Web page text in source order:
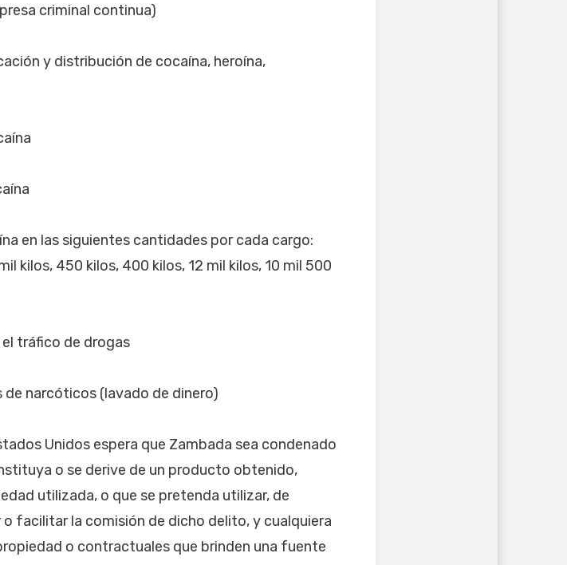
criminal continua)
y distribución de cocaína, heroína,
en las siguientes cantidades por cada cargo:
kilos, 450 kilos, 400 kilos, 12 mil kilos, 10 mil 500
tráfico de drogas
de narcóticos (lavado de dinero)
Unidos espera que Zambada sea condenado
o se derive de un producto obtenido,
utilizada, o que se pretenda utilizar, de
facilitar la comisión de dicho delito, y cualquiera
o contractuales que brinden una fuente